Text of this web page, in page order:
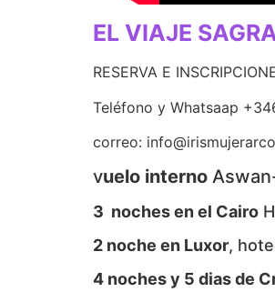
EL VIAJE
RESERVA E
Teléfono y Whatsaap
correo:
vuelo interno
3 noches en el Cairo
2 noche en Luxor,
4 noches y 5 dias de